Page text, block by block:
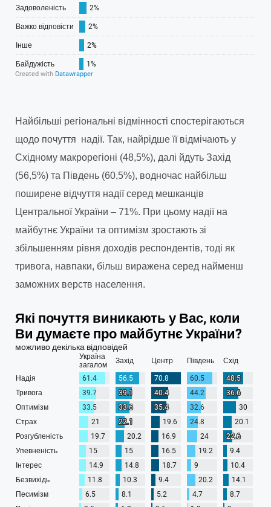
Найбільші регіональні відмінності спостерігаються
щодо почуття надії. Так, найрідше її відмічають у
Східному макрорегіоні (48,5%), далі йдуть Захід
(56,5%) та Південь (60,5%), водночас найбільш
поширене відчуття надії серед мешканців
Центральної України – 71%. При цьому надії на
майбутнє України та оптимізм зростають зі
збільшенням рівня доходів респондентів, тоді як
тривога, навпаки, більш виражена серед найменш
заможних верств населення.